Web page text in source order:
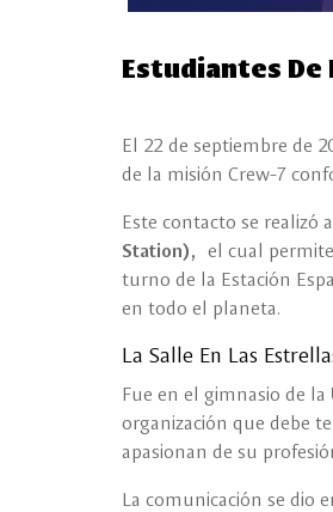
Estudiantes De
El 22 de septiembre de
de la misión Crew-7
Este contacto se realizó
Station), el cual
turno de la Estación
en todo el planeta.
La Salle En Las
Fue en el gimnasio de la
organización que debe
apasionan de su
La comunicación se dio